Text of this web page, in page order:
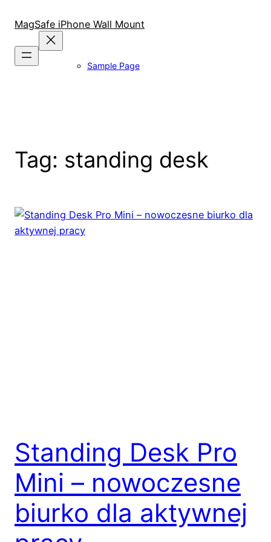
MagSafe iPhone Wall Mount
Sample Page
Tag: standing desk
Standing Desk Pro
Mini – nowoczesne
biurko dla aktywnej